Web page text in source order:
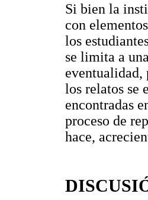
Si bien la
con
los
se limita a
eventualidad,
los relatos se
encontradas
proceso de
hace,